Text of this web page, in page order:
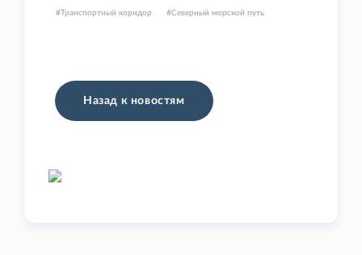
Транспортный коридор Северный морской путь
Назад к новостям